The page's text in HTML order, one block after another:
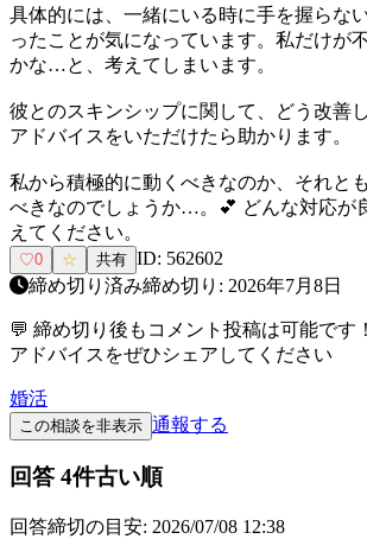
具体的には、一緒にいる時に手を握らな
ったことが気になっています。私だけが
かな…と、考えてしまいます。
彼とのスキンシップに関して、どう改善
アドバイスをいただけたら助かります。
私から積極的に動くべきなのか、それと
べきなのでしょうか…。💕 どんな対応が
えてください。
♡0 ☆ 共有 ID: 562602
締め切り済み締め切り: 2026年7月8日
💬 締め切り後もコメント投稿は可能です
アドバイスをぜひシェアしてください
婚活
この相談を非表示 通報する
回答 4件古い順
回答締切の目安: 2026/07/08 12:38